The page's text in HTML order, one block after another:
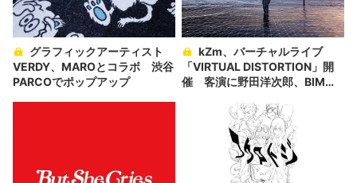
VERDY、MAROとコラボ 渋谷
PARCOでポップアップ
「VIRTUAL DISTORTION」開
催 客演に野田洋次郎、BIM、